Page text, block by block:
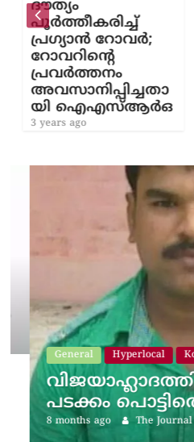
ദൗത്യം
പൂർത്തീകരിച്ച്
പ്രഗ്യാൻ റോവർ;
റോവറിന്റെ
പ്രവർത്തനം
അവസാനിപ്പിച്ചതാ
യി ഐഎസ്ആർഒ
3 years ago
General Hyperlocal
പടക്കം
8 months ago The Journal